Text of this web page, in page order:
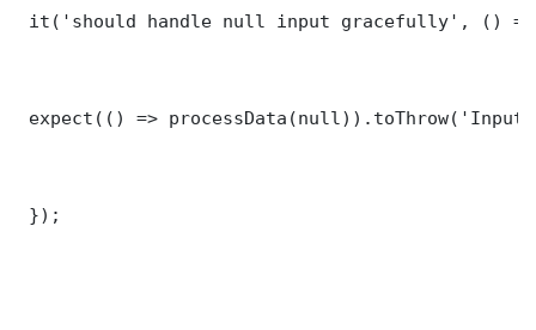
it('should handle null input gracefully', ()
expect(() =>
});